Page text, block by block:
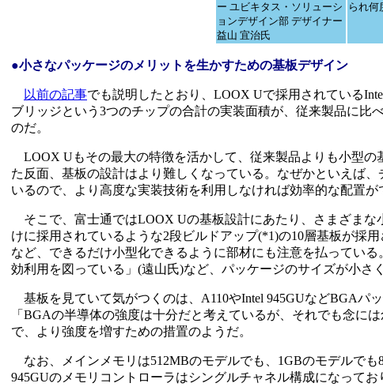
ー ユビキタス・ソリューシ
ョンデザイン部 デザイナー
益山 宜治氏
られ何
●小さなパッケージのメリットを生かすための基板デザイン
以前の記事でも説明したとおり、LOOX Uで採用されている
ブリッジという3つのチップの合計の実装面積が、従来製品に比
のだ。
LOOX Uもその最大の特徴を活かして、従来製品よりも小型の
た反面、基板の設計はより難しくなっている。なぜかといえば
いるので、より高度な実装技術を利用しなければ効率的な配置が
そこで、富士通ではLOOX Uの基板設計にあたり、さまざまな
けに採用されているような2段ビルドアップ(*1)の10層基板が採
など、できるだけ小型化できるように部材にも注意を払ってい
効利用を図っている」(遠山氏)など、パッケージのサイズが小さ
基板を見ていて気がつくのは、A110やIntel 945GUなどBGAパ
「BGAの半導体の強度は十分だと考えているが、それでも念に
で、より強度を増すための措置のようだ。
なお、メインメモリは512MBのモデルでも、1GBのモデルで
945GUのメモリコントローラはシングルチャネル構成になって